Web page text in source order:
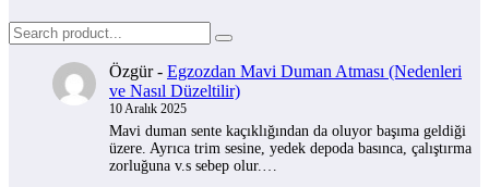
Özgür- Egzozdan Mavi Duman Atması (Nedenleri
ve Nasıl Düzeltilir)
10 Aralık 2025
Mavi duman sente kaçıklığından da oluyor başıma geldiği
üzere. Ayrıca trim sesine, yedek depoda basınca, çalıştırma
zorluğuna v.s sebep olur.…